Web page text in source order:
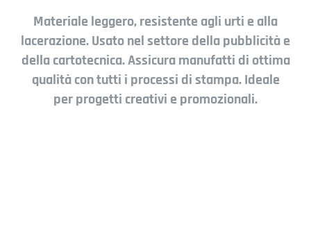
Materiale leggero, resistente agli urti e alla
lacerazione. Usato nel settore della pubblicità e
della cartotecnica. Assicura manufatti di ottima
qualità con tutti i processi di stampa. Ideale
per progetti creativi e promozionali.